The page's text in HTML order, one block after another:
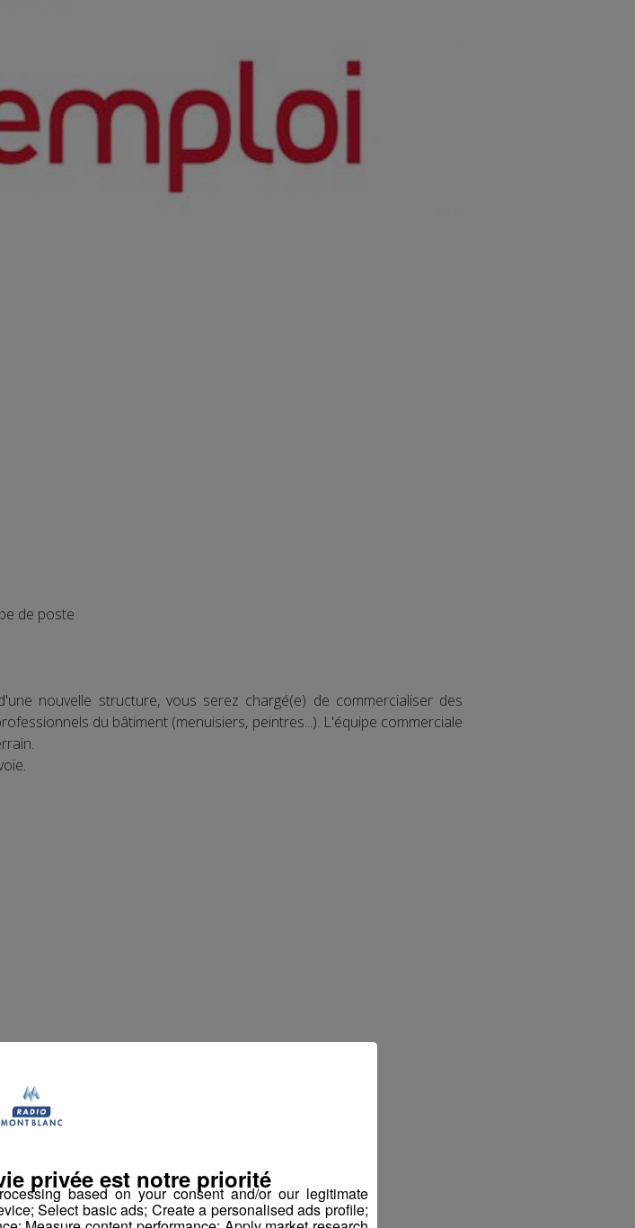
de poste
nouvelle structure, vous serez chargé(e) de commercialiser des
du bâtiment (menuisiers, peintres...). L'équipe commerciale
based on your consent and/or our legitimate
Select basic ads; Create a personalised ads profile;
privée est notre priorité